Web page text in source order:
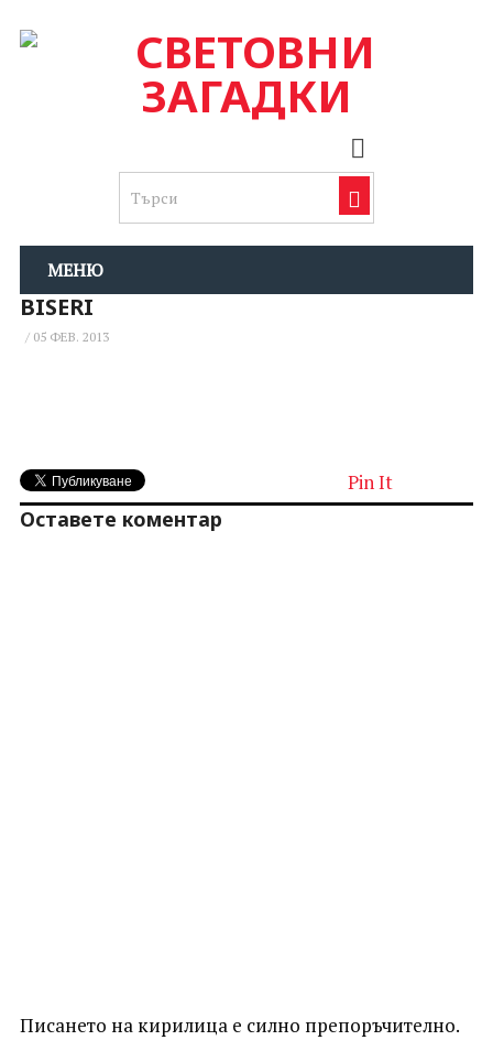
МЕНЮ
BISERI
/ 05 ФЕВ. 2013
Pin It
Оставете коментар
Писането на кирилица е силно препоръчително.